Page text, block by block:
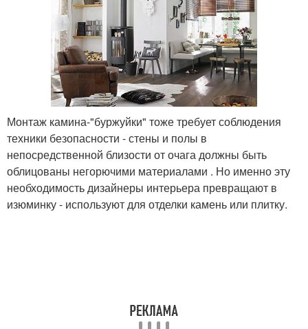
Монтаж камина-"буржуйки" тоже требует соблюдения
техники безопасности - стены и полы в
непосредственной близости от очага должны быть
облицованы негорючими материалами . Но именно эту
необходимость дизайнеры интерьера превращают в
изюминку - используют для отделки камень или плитку.